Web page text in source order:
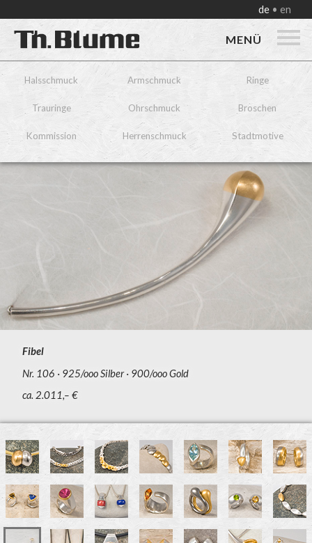
de en
MENÜ
Halsschmuck Armschmuck Ringe
Trauringe Ohrschmuck Broschen
Kommission Herrenschmuck Stadtmotive
Fibel
Nr. 106
925/ooo Silber
900/ooo Gold
ca. 2.011,– €